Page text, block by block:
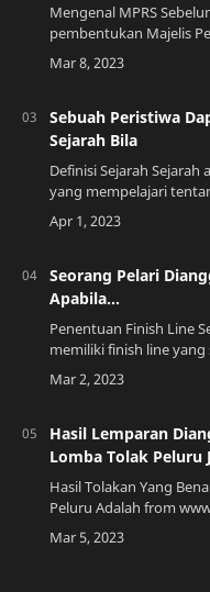
Mengenal MPRS
pembentukan Majelis
Sementara (MPRS)
penyimpangan
Sebuah Peristiwa
Sejarah Bila
Definisi Sejarah
yang mempelajari
yang berkaitan dengan
Peristiwa yang terjadi di
Seorang Pelari
Apabila...
Penentuan Finish Line
memiliki finish line
sebelumnya. Biasanya,
garis putih yang
Hasil Lemparan
Lomba Tolak Peluru
Hasil Tolakan Yang
Peluru Adalah from
itu Tolak Peluru?Tolak
olahraga yang